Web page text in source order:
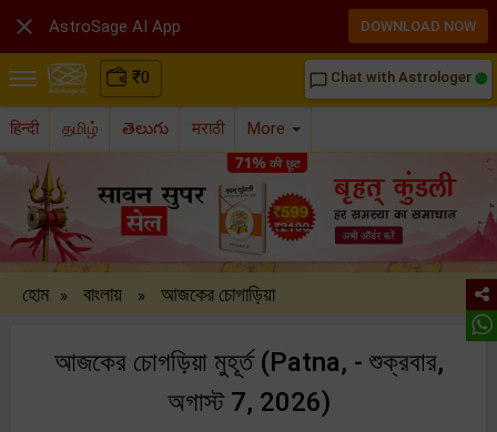
₹0 chat_bubble_outline Chat with Astrologer
हिन्दी தமிழ் తెలుగు मराठी More
হোম » বাংলায় » আজকের চোগাড়িয়া
আজকের চোগড়িয়া মুহূর্ত (Patna, - শুক্রবার,
অগাস্ট 7, 2026)
 AstroSage AI App DOWNLOAD NOW